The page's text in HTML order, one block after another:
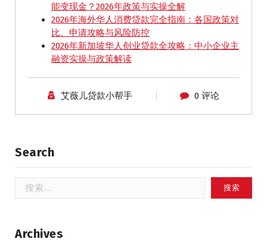
能变现金？2026年政策与实操全解
2026年海外华人消费贷款完全指南：各国政策对
比、申请攻略与风险防控
2026年新加坡华人创业贷款全攻略：中小企业主
融资实操与政策解读
艾薇儿贷款小帮手 0 评论
Search
Archives